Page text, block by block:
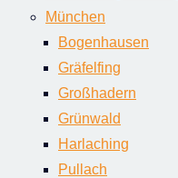
München
Bogenhausen
Gräfelfing
Großhadern
Grünwald
Harlaching
Pullach